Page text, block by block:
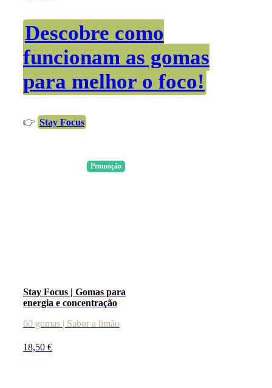
Descobre como
funcionam as gomas
para melhor o foco!
👉 Stay Focus
Promoção
Stay Focus | Gomas para
energia e concentração
60 gomas | Sabor a limão
18,50 €